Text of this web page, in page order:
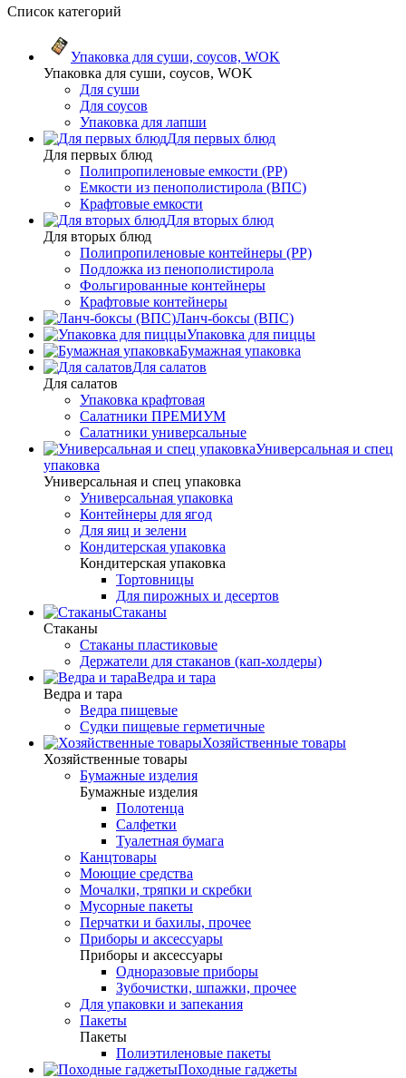
Список категорий
Упаковка для суши, соусов, WOK
Упаковка для суши, соусов, WOK
Для суши
Для соусов
Упаковка для лапши
Для первых блюд
Для первых блюд
Полипропиленовые емкости (PP)
Емкости из пенополистирола (ВПС)
Крафтовые емкости
Для вторых блюд
Для вторых блюд
Полипропиленовые контейнеры (PP)
Подложка из пенополистирола
Фольгированные контейнеры
Крафтовые контейнеры
Ланч-боксы (ВПС)
Упаковка для пиццы
Бумажная упаковка
Для салатов
Для салатов
Упаковка крафтовая
Салатники ПРЕМИУМ
Салатники универсальные
Универсальная и спец
упаковка
Универсальная и спец упаковка
Универсальная упаковка
Контейнеры для ягод
Для яиц и зелени
Кондитерская упаковка
Кондитерская упаковка
Тортовницы
Для пирожных и десертов
Стаканы
Стаканы
Стаканы пластиковые
Держатели для стаканов (кап-холдеры)
Ведра и тара
Ведра и тара
Ведра пищевые
Судки пищевые герметичные
Хозяйственные товары
Хозяйственные товары
Бумажные изделия
Бумажные изделия
Полотенца
Салфетки
Туалетная бумага
Канцтовары
Моющие средства
Мочалки, тряпки и скребки
Мусорные пакеты
Перчатки и бахилы, прочее
Приборы и аксессуары
Приборы и аксессуары
Одноразовые приборы
Зубочистки, шпажки, прочее
Для упаковки и запекания
Пакеты
Пакеты
Полиэтиленовые пакеты
Походные гаджеты